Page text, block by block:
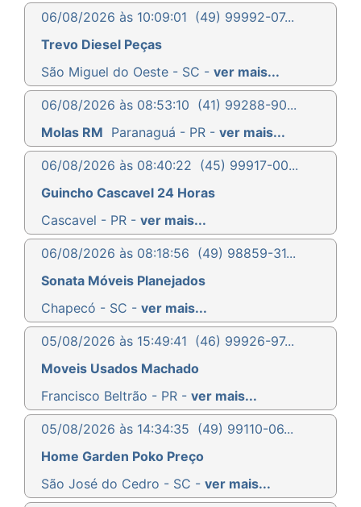
06/08/2026 às 10:09:01 (49) 99992-07...
Trevo Diesel Peças
São Miguel do Oeste - SC - ver mais...
06/08/2026 às 08:53:10 (41) 99288-90...
Molas RM Paranaguá - PR - ver mais...
06/08/2026 às 08:40:22 (45) 99917-00...
Guincho Cascavel 24 Horas
Cascavel - PR - ver mais...
06/08/2026 às 08:18:56 (49) 98859-31...
Sonata Móveis Planejados
Chapecó - SC - ver mais...
05/08/2026 às 15:49:41 (46) 99926-97...
Moveis Usados Machado
Francisco Beltrão - PR - ver mais...
05/08/2026 às 14:34:35 (49) 99110-06...
Home Garden Poko Preço
São José do Cedro - SC - ver mais...